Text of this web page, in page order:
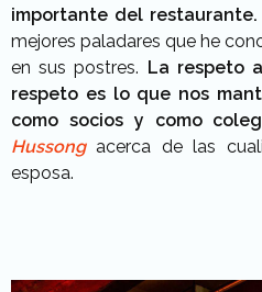
importante del restaurante.
mejores paladares que he
en sus postres. La respeto
respeto es lo que nos
como socios y como
Hussongacerca de las
esposa.